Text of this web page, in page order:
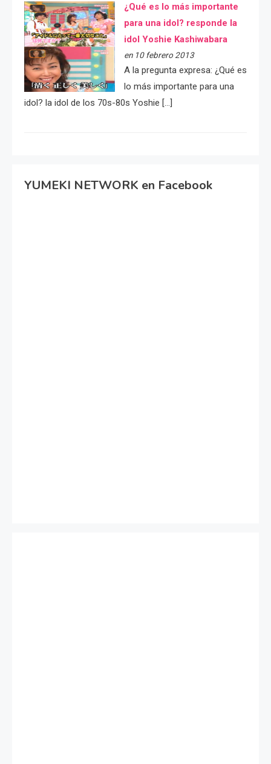
¿Qué es lo más importante
para una idol? responde la
idol Yoshie Kashiwabara
en 10 febrero 2013
A la pregunta expresa: ¿Qué es
lo más importante para una
idol? la idol de los 70s-80s Yoshie […]
YUMEKI NETWORK en Facebook